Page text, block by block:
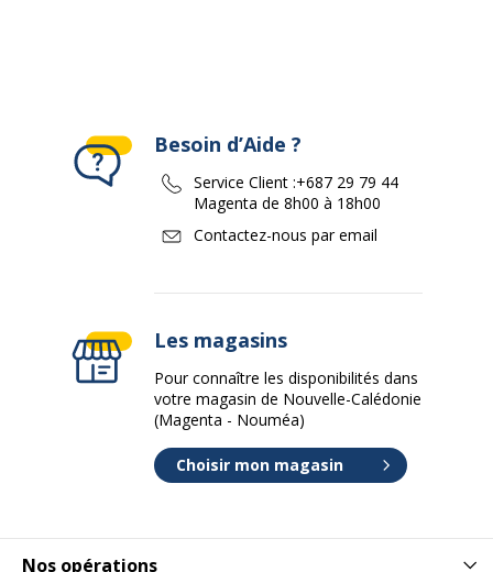
Nos opérations
Besoin d’Aide ?
Service Client :+687 29 79 44
Magenta de 8h00 à 18h00
Contactez-nous par email
Les magasins
Pour connaître les disponibilités dans
votre magasin de Nouvelle-Calédonie
(Magenta - Nouméa)
Choisir mon magasin